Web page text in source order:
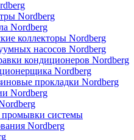
Nordberg
Nordberg
коллекторы Nordberg
насосов Nordberg
кондиционеров Nordberg
Nordberg
прокладки Nordberg
Nordberg
промывки системы
Nordberg